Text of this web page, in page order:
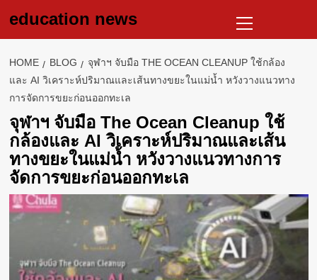
education news
Menu
HOME BLOG
จุฬาฯ จับมือ THE OCEAN CLEANUP ใช้กล้อง
และ AI วิเคราะห์ปริมาณและเส้นทางขยะในแม่น้ำ หวังวางแนวทาง
การจัดการขยะก่อนออกทะเล
จุฬาฯ จับมือ The Ocean Cleanup ใช้
กล้องและ AI วิเคราะห์ปริมาณและเส้น
ทางขยะในแม่น้ำ หวังวางแนวทางการ
จัดการขยะก่อนออกทะเล